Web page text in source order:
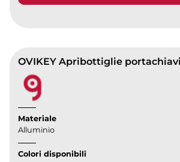
Materiale
Alluminio
Colori disponibili